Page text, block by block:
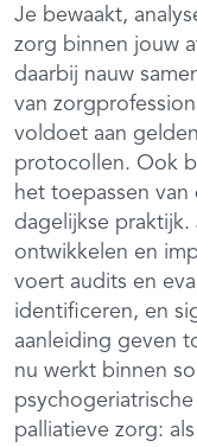
Je bewaakt,
zorg binnen jouw
daarbij nauw
van
voldoet aan
protocollen. Ook
het toepassen van
dagelijkse
ontwikkelen en
voert audits en
identificeren, en
aanleiding geven
nu werkt binnen
palliatieve zorg: